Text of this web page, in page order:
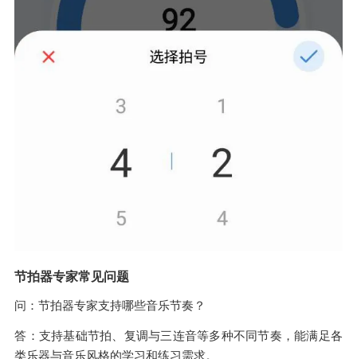
节拍器专家常见问题
问：节拍器专家支持哪些音乐节奏？
答：支持基础节拍、复调与三连音等多种不同节奏，能满足各
类乐器与音乐风格的学习和练习需求。